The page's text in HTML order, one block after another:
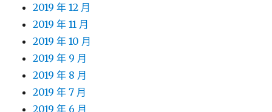
2019 年 12 月
2019 年 11 月
2019 年 10 月
2019 年 9 月
2019 年 8 月
2019 年 7 月
2019 年 6 月